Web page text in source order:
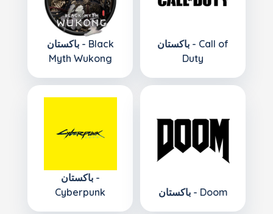
باكستان - Black
Myth Wukong
باكستان - Call of
Duty
باكستان -
Cyberpunk
باكستان - Doom